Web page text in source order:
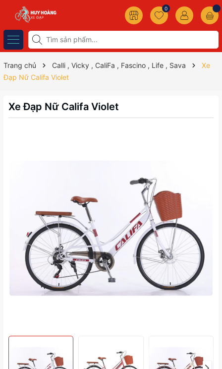
0
Trang chủ Calli , Vicky , CaliFa , Fascino , Life , Sava
Xe
Đạp Nữ Califa Violet
Xe Đạp Nữ Califa Violet